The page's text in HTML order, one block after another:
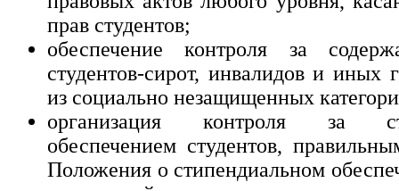
прав студентов;
обеспечение контроля за
студентов-сирот, инвалидов и иных
из социально незащищенных
организация контроля за
обеспечением студентов,
Положения о стипендиальном